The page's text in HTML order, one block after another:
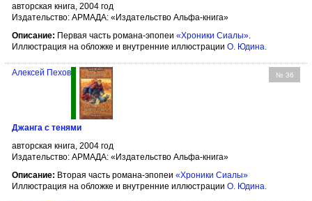
авторская книга, 2004 год
Издательство: АРМАДА: «Издательство Альфа-книга»
Описание: Первая часть романа-эпопеи «Хроники Сиалы»
Иллюстрация на обложке и внутренние иллюстрации О. Юдина
№ 36
Алексей Пехов
Джанга с тенями
авторская книга, 2004 год
Издательство: АРМАДА: «Издательство Альфа-книга»
Описание: Вторая часть романа-эпопеи «Хроники Сиалы»
Иллюстрация на обложке и внутренние иллюстрации О. Юдина.